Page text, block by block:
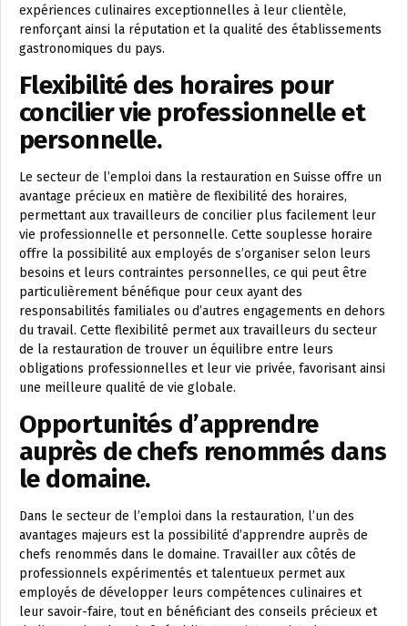
expériences culinaires exceptionnelles à leur clientèle,
renforçant ainsi la réputation et la qualité des établissements
gastronomiques du pays.
Flexibilité des horaires pour
concilier vie professionnelle et
personnelle.
Le secteur de l’emploi dans la restauration en Suisse offre un
avantage précieux en matière de flexibilité des horaires,
permettant aux travailleurs de concilier plus facilement leur
vie professionnelle et personnelle. Cette souplesse horaire
offre la possibilité aux employés de s’organiser selon leurs
besoins et leurs contraintes personnelles, ce qui peut être
particulièrement bénéfique pour ceux ayant des
responsabilités familiales ou d’autres engagements en dehors
du travail. Cette flexibilité permet aux travailleurs du secteur
de la restauration de trouver un équilibre entre leurs
obligations professionnelles et leur vie privée, favorisant ainsi
une meilleure qualité de vie globale.
Opportunités d’apprendre
auprès de chefs renommés dans
le domaine.
Dans le secteur de l’emploi dans la restauration, l’un des
avantages majeurs est la possibilité d’apprendre auprès de
chefs renommés dans le domaine. Travailler aux côtés de
professionnels expérimentés et talentueux permet aux
employés de développer leurs compétences culinaires et
leur savoir-faire, tout en bénéficiant des conseils précieux et